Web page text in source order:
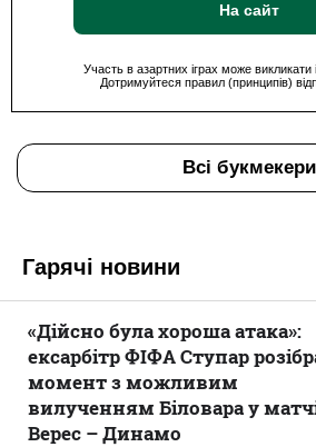
На сайт
Участь в азартних іграх може викликати
Дотримуйтеся правил (принципів)
Всі букмекери
Гарячі новини
«Дійсно була хороша атака»:
ексарбітр ФІФА Ступар
момент з можливим
вилученням Біловара у
Верес – Динамо